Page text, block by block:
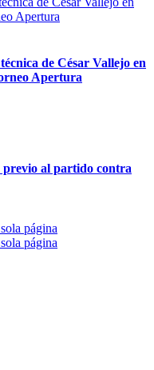
de César Vallejo en
Apertura
previo al partido contra